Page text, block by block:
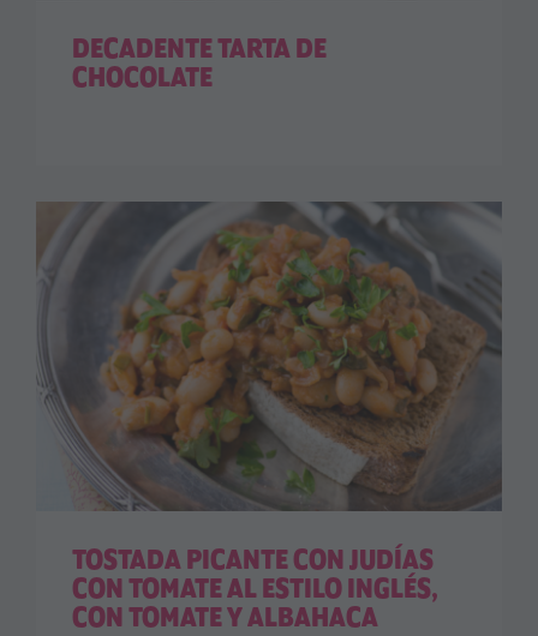
DECADENTE TARTA DE
CHOCOLATE
TOSTADA PICANTE CON JUDÍAS
CON TOMATE AL ESTILO INGLÉS,
CON TOMATE Y ALBAHACA